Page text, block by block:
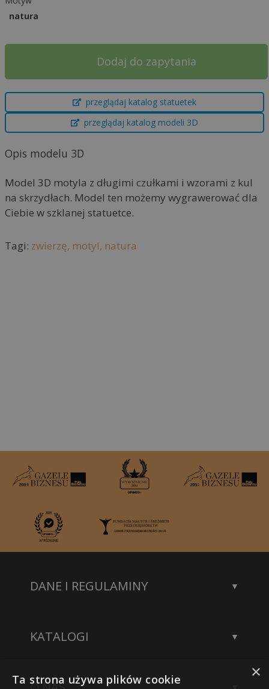
natura
Dodaj do zapytania
A
t
e
r
a
t
i
e
przeglądaj katalog statuetek
przeglądaj katalog modeli 3D
Opis modelu 3D
Model 3D motyla z długimi czułkami i wzorami z kul
na skrzydłach. Model ten możemy wygrawerować dla
Ciebie w szklanej statuetce.
Tagi: zwierzę, motyl, natura
DANE I REGULAMINY
Polityka prywatności
KATALOGI
Katalog akcesoriów
×
Ta strona używa plików cookie